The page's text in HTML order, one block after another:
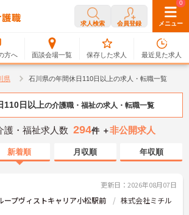
求人検索 会員登録 メニュー
方へ 面談会場一覧
0
保存した求人
0
最近見た求人
県 石川県の年間休日110日以上の求人・転職一覧
110日以上の介護職・福祉の求人・転職一覧
護・福祉求人数 294件 ＋非公開求人
新着順 月収順 年収順
更新日：2026年08月07日
ープヴィストキャリア小松駅前
株式会社ミチル